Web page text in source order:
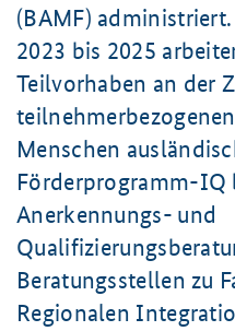
(BAMF)
2023 bis 2025
Teilvorhaben an der
Menschen
Förderprogramm-IQ
Anerkennungs- und
Beratungsstellen zu
Regionalen